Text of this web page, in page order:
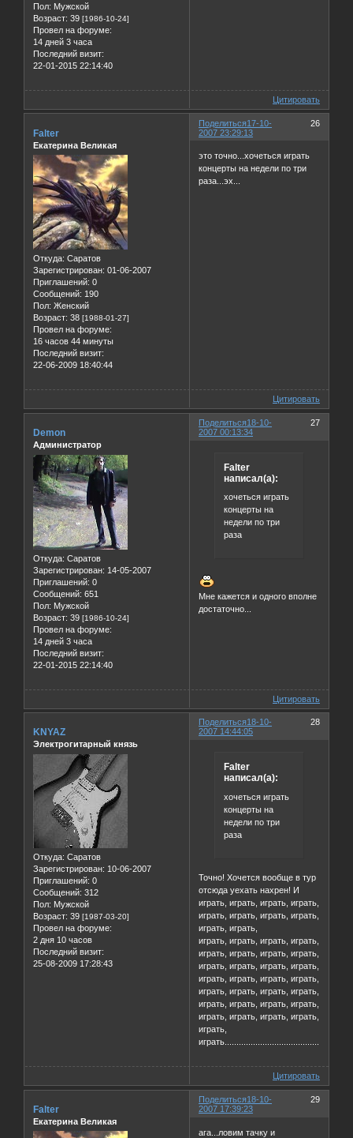
Пол: Мужской
Возраст: 39 [1986-10-24]
Провел на форуме:
14 дней 3 часа
Последний визит:
22-01-2015 22:14:40
Цитировать
Поделиться 26
17-10-
2007 23:29:13
Falter
Екатерина Великая
Откуда: Саратов
Зарегистрирован: 01-06-2007
Приглашений: 0
Сообщений: 190
Пол: Женский
Возраст: 38 [1988-01-27]
Провел на форуме:
16 часов 44 минуты
Последний визит:
22-06-2009 18:40:44
это точно...хочеться играть
концерты на недели по три
раза...эх...
Цитировать
Поделиться 27
18-10-
2007 00:13:34
Demon
Администратор
Откуда: Саратов
Зарегистрирован: 14-05-2007
Приглашений: 0
Сообщений: 651
Пол: Мужской
Возраст: 39 [1986-10-24]
Провел на форуме:
14 дней 3 часа
Последний визит:
22-01-2015 22:14:40
Falter
написал(а):
хочеться играть
концерты на
недели по три
раза
Мне кажется и одного вполне
достаточно...
Цитировать
Поделиться 28
18-10-
2007 14:44:05
KNYAZ
Электрогитарный князь
Откуда: Саратов
Зарегистрирован: 10-06-2007
Приглашений: 0
Сообщений: 312
Пол: Мужской
Возраст: 39 [1987-03-20]
Провел на форуме:
2 дня 10 часов
Последний визит:
25-08-2009 17:28:43
Falter
написал(а):
хочеться играть
концерты на
недели по три
раза
Точно! Хочется вообще в тур
отсюда уехать нахрен! И
играть, играть, играть, играть,
играть, играть, играть, играть,
играть, играть,
играть, играть, играть, играть,
играть, играть, играть, играть,
играть, играть, играть, играть,
играть, играть, играть, играть,
играть, играть, играть, играть,
играть, играть, играть, играть,
играть, играть, играть, играть,
играть,
играть.........................................
Цитировать
Поделиться 29
18-10-
2007 17:39:23
Falter
Екатерина Великая
ага...ловим тачку и